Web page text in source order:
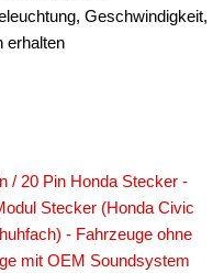
Geschwindigkeit,
erhalten
/ 20 Pin Honda Stecker -
Stecker (Honda Civic
- Fahrzeuge ohne
mit OEM Soundsystem